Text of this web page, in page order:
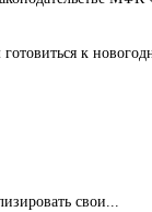
к
свои...